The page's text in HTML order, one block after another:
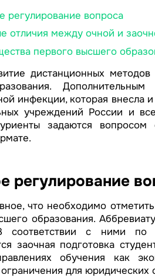
регулирование вопроса
отличия между очной и
первого высшего
дистанционных
инфекции, которая внесла
учреждений России и
задаются
регулирование
что необходимо
образования.
соответствии с ними по
заочная подготовка
обучения как
для